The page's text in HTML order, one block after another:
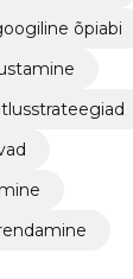
õpiabi